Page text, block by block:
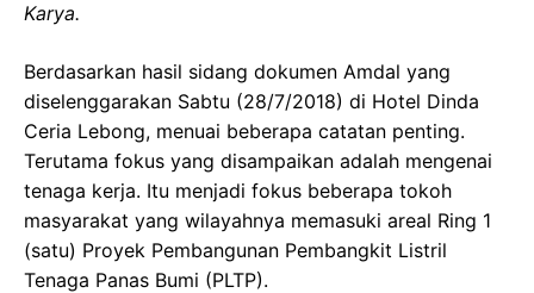
Karya.
Berdasarkan hasil sidang dokumen Amdal yang
diselenggarakan Sabtu (28/7/2018) di Hotel Dinda
Ceria Lebong, menuai beberapa catatan penting.
Terutama fokus yang disampaikan adalah mengenai
tenaga kerja. Itu menjadi fokus beberapa tokoh
masyarakat yang wilayahnya memasuki areal Ring 1
(satu) Proyek Pembangunan Pembangkit Listril
Tenaga Panas Bumi (PLTP).